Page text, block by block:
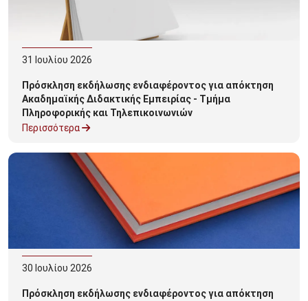
31 Ιουλίου 2026
Πρόσκληση εκδήλωσης ενδιαφέροντος για απόκτηση
Ακαδημαϊκής Διδακτικής Εμπειρίας - Τμήμα
Πληροφορικής και Τηλεπικοινωνιών
Περισσότερα
30 Ιουλίου 2026
Πρόσκληση εκδήλωσης ενδιαφέροντος για απόκτηση